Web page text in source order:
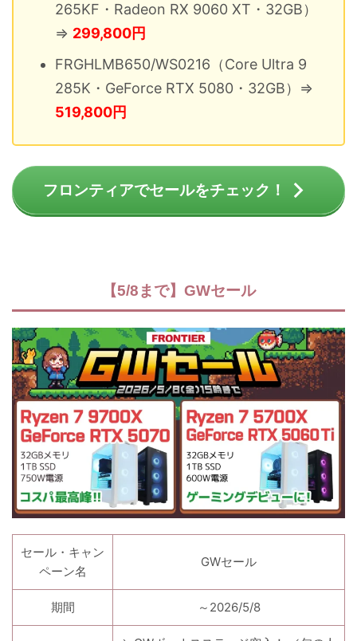
265KF・Radeon RX 9060 XT・32GB）
⇒ 299,800円
FRGHLMB650/WS0216（Core Ultra 9
285K・GeForce RTX 5080・32GB）⇒
519,800円
フロンティアでセールをチェック！
【5/8まで】GWセール
セール・キャン
ペーン名
GWセール
期間 ～2026/5/8